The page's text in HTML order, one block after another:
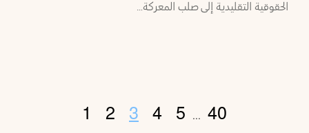
الحقوقية التقليدية إلى صلب المعركة…
1 2 3 4 5 ... 40